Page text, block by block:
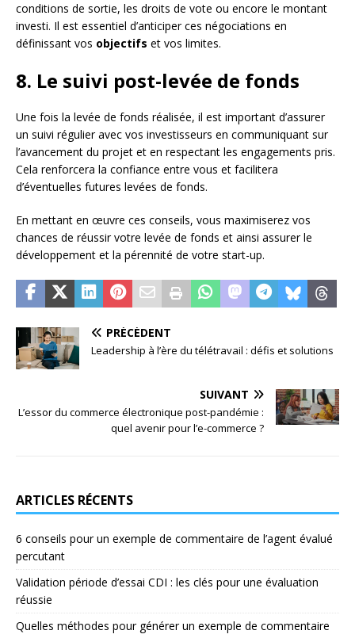
conditions de sortie, les droits de vote ou encore le montant
investi. Il est essentiel d’anticiper ces négociations en
définissant vos objectifs et vos limites.
8. Le suivi post-levée de fonds
Une fois la levée de fonds réalisée, il est important d’assurer
un suivi régulier avec vos investisseurs en communiquant sur
l’avancement du projet et en respectant les engagements pris.
Cela renforcera la confiance entre vous et facilitera
d’éventuelles futures levées de fonds.
En mettant en œuvre ces conseils, vous maximiserez vos
chances de réussir votre levée de fonds et ainsi assurer le
développement et la pérennité de votre start-up.
PRÉCÉDENT
Leadership à l’ère du télétravail : défis et solutions
SUIVANT
L’essor du commerce électronique post-pandémie :
quel avenir pour l’e-commerce ?
ARTICLES RÉCENTS
6 conseils pour un exemple de commentaire de l’agent évalué
percutant
Validation période d’essai CDI : les clés pour une évaluation
réussie
Quelles méthodes pour générer un exemple de commentaire